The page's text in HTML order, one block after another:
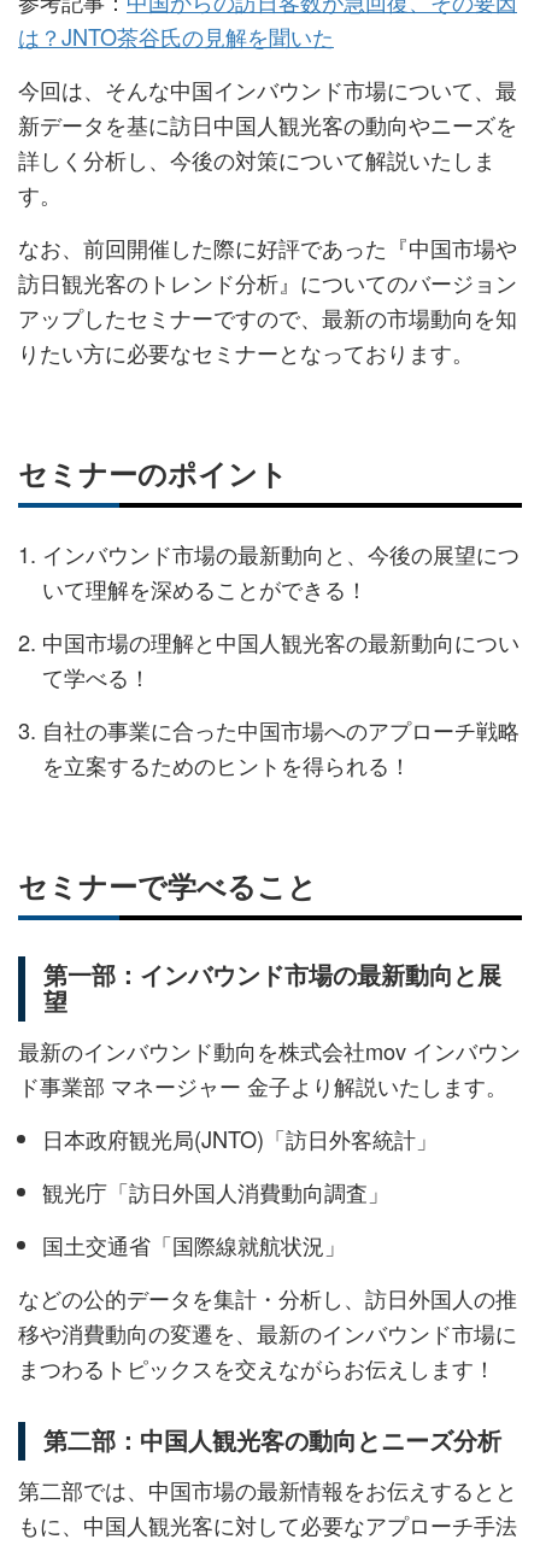
は？JNTO茶谷氏の見解を聞いた
今回は、そんな中国インバウンド市場について、最
新データを基に訪日中国人観光客の動向やニーズを
詳しく分析し、今後の対策について解説いたしま
す。
なお、前回開催した際に好評であった『中国市場や
訪日観光客のトレンド分析』についてのバージョン
アップしたセミナーですので、最新の市場動向を知
りたい方に必要なセミナーとなっております。
セミナーのポイント
インバウンド市場の最新動向と、今後の展望につ
いて理解を深めることができる！
中国市場の理解と中国人観光客の最新動向につい
て学べる！
自社の事業に合った中国市場へのアプローチ戦略
を立案するためのヒントを得られる！
セミナーで学べること
第一部：インバウンド市場の最新動向と展
望
最新のインバウンド動向を株式会社mov インバウン
ド事業部 マネージャー 金子より解説いたします。
日本政府観光局(JNTO)「訪日外客統計」
観光庁「訪日外国人消費動向調査」
国土交通省「国際線就航状況」
などの公的データを集計・分析し、訪日外国人の推
移や消費動向の変遷を、最新のインバウンド市場に
まつわるトピックスを交えながらお伝えします！
第二部：中国人観光客の動向とニーズ分析
第二部では、中国市場の最新情報をお伝えするとと
もに、中国人観光客に対して必要なアプローチ手法